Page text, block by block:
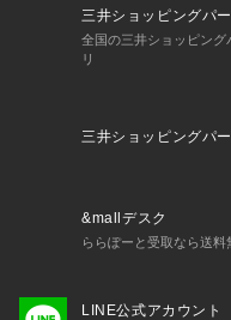
スタンダードなアイテム
に仕上げたオーディアミ
コンサバティブになりす
向けた華やぎ感のあるフ
三井ショッピングパ
全国の三井ショッピン
リ
三井ショッピングパ
&mallデスク
ららぽーと受取なら送料
LINE公式アカウント